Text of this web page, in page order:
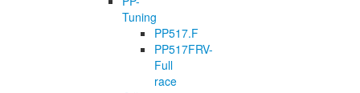
Tuning
PP517.F
PP517FRV-
Full
race